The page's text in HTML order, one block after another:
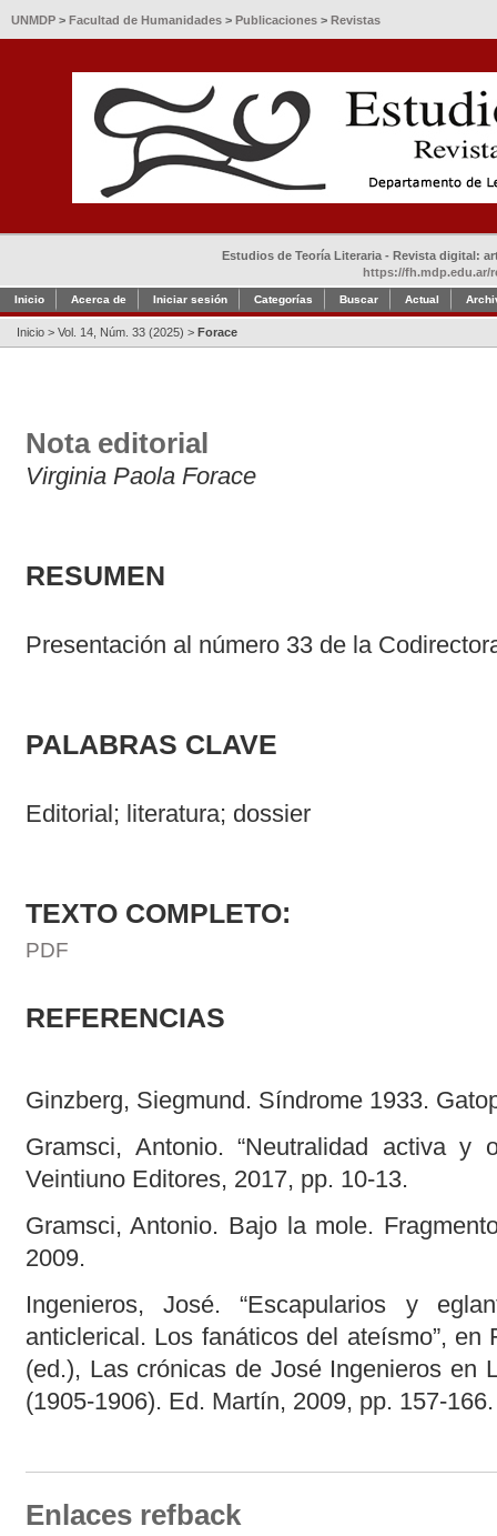
UNMDP > Facultad de Humanidades > Publicaciones > Revistas
Estudios de Teoría Literaria - Revista digital:
https://fh.mdp.edu.ar/
Inicio Acerca de Iniciar sesión Categorías Buscar Actual
Inicio > Vol. 14, Núm. 33 (2025) > Forace
Nota editorial
Virginia Paola Forace
RESUMEN
Presentación al número 33 de la
PALABRAS CLAVE
Editorial; literatura; dossier
TEXTO COMPLETO:
PDF
REFERENCIAS
Ginzberg, Siegmund. Síndrome 1933.
Gramsci, Antonio. “Neutralidad activa y
Veintiuno Editores, 2017, pp. 10-13.
Gramsci, Antonio. Bajo la mole.
2009.
Ingenieros, José. “Escapularios y
anticlerical. Los fanáticos del ateísmo”, en
(ed.), Las crónicas de José Ingenieros en
(1905-1906). Ed. Martín, 2009, pp. 157-166.
Enlaces refback